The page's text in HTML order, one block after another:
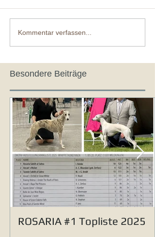
Kommentar verfassen...
Besondere Beiträge
ROSARIA #1 Topliste 2025